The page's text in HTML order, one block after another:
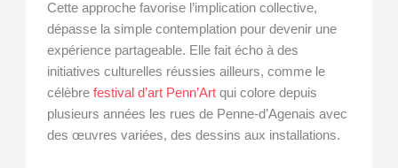
Cette approche favorise l’implication collective,
dépasse la simple contemplation pour devenir une
expérience partageable. Elle fait écho à des
initiatives culturelles réussies ailleurs, comme le
célèbrefestival d’art Penn’Art qui colore depuis
plusieurs années les rues de Penne-d’Agenais avec
des œuvres variées, des dessins aux installations.